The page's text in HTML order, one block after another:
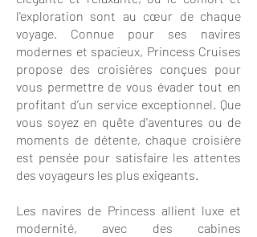
l'exploration sont au cœur de chaque
voyage. Connue pour ses navires
modernes et spacieux, Princess Cruises
propose des croisières conçues pour
vous permettre de vous évader tout en
profitant d’un service exceptionnel. Que
vous soyez en quête d'aventures ou de
moments de détente, chaque croisière
est pensée pour satisfaire les attentes
des voyageurs les plus exigeants.
Les navires de Princess allient luxe et
modernité, avec des cabines